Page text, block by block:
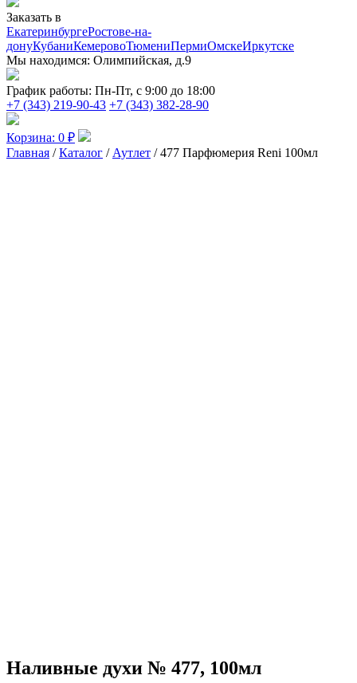
Заказать в
ЕкатеринбургеРостове-на-
донуКубаниКемеровоТюмениПермиОмскеИркутске
Мы находимся: Олимпийская, д.9
График работы: Пн-Пт, с 9:00 до 18:00
+7 (343) 219-90-43 +7 (343) 382-28-90
Корзина: 0 ₽
Главная /Каталог / Аутлет / 477 Парфюмерия Reni 100мл
Наливные духи № 477, 100мл